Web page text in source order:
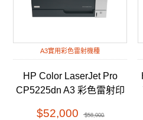
A3實用彩色雷射機種
HP Color LaserJet Pro
CP5225dn A3 彩色雷射印
$52,000 $58,000